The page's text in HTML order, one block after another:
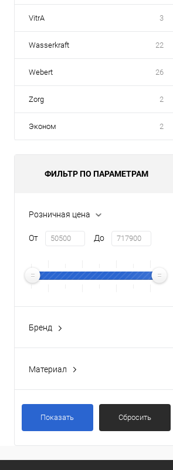
VitrA 3
Wasserkraft 22
Webert 26
Zorg 2
Эконом 2
ФИЛЬТР ПО ПАРАМЕТРАМ
Розничная цена
От До
Бренд
Материал
Латунь / Стекло
Показать Сбросить